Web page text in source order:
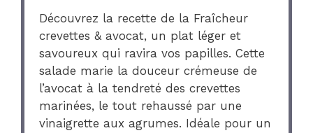
Découvrez la recette de la Fraîcheur
crevettes & avocat, un plat léger et
savoureux qui ravira vos papilles. Cette
salade marie la douceur crémeuse de
l’avocat à la tendreté des crevettes
marinées, le tout rehaussé par une
vinaigrette aux agrumes. Idéale pour un